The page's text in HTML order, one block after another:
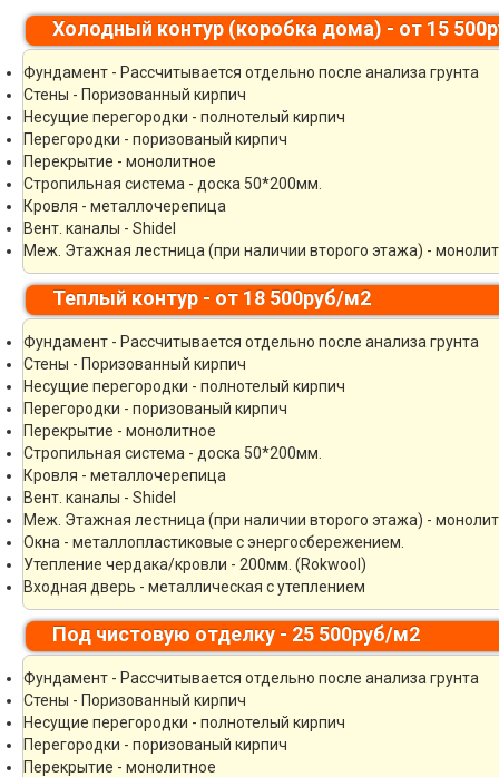
Холодный контур (коробка дома) - от 15
Фундамент - Рассчитывается отдельно после анализа грунта
Стены - Поризованный кирпич
Несущие перегородки - полнотелый кирпич
Перегородки - поризованый кирпич
Перекрытие - монолитное
Стропильная система - доска 50*200мм.
Кровля - металлочерепица
Вент. каналы - Shidel
Меж. Этажная лестница (при наличии второго этажа) -
Теплый контур - от 18 500руб/м2
Фундамент - Рассчитывается отдельно после анализа грунта
Стены - Поризованный кирпич
Несущие перегородки - полнотелый кирпич
Перегородки - поризованый кирпич
Перекрытие - монолитное
Стропильная система - доска 50*200мм.
Кровля - металлочерепица
Вент. каналы - Shidel
Меж. Этажная лестница (при наличии второго этажа) -
Окна - металлопластиковые с энергосбережением.
Утепление чердака/кровли - 200мм. (Rokwool)
Входная дверь - металлическая с утеплением
Под чистовую отделку - 25 500руб/м2
Фундамент - Рассчитывается отдельно после анализа грунта
Стены - Поризованный кирпич
Несущие перегородки - полнотелый кирпич
Перегородки - поризованый кирпич
Перекрытие - монолитное